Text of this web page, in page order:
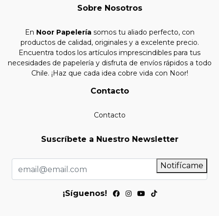
Sobre Nosotros
En Noor Papeleríasomos tu aliado perfecto, con
productos de calidad, originales y a excelente precio.
Encuentra todos los artículos imprescindibles para tus
necesidades de papelería y disfruta de envíos rápidos a todo
Chile. ¡Haz que cada idea cobre vida con Noor!
Contacto
Contacto
Suscríbete a Nuestro Newsletter
Notifícame
¡Síguenos!